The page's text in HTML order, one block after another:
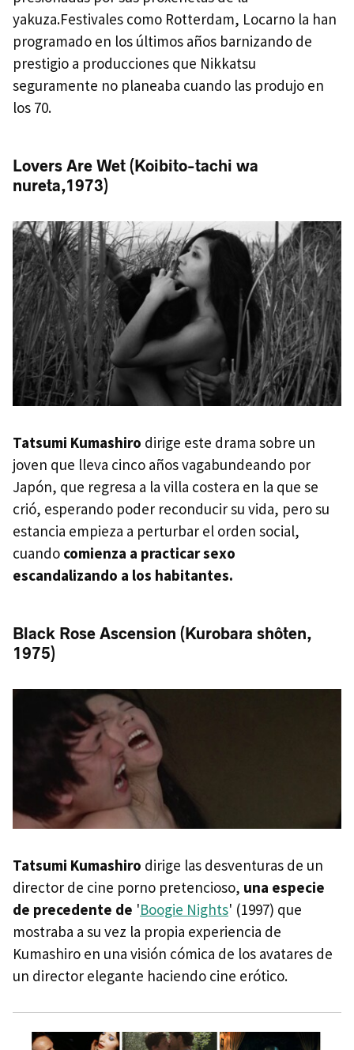
yakuza.Festivales como Rotterdam, Locarno la han
programado en los últimos años barnizando de
prestigio a producciones que Nikkatsu
seguramente no planeaba cuando las produjo en
los 70.
Lovers Are Wet (Koibito-tachi wa
nureta,1973)
Tatsumi Kumashiro dirige este drama sobre un
joven que lleva cinco años vagabundeando por
Japón, que regresa a la villa costera en la que se
crió, esperando poder reconducir su vida, pero su
estancia empieza a perturbar el orden social,
cuando comienza a practicar sexo
escandalizando a los habitantes.
Black Rose Ascension (Kurobara shôten,
1975)
Tatsumi Kumashiro dirige las desventuras de un
director de cine porno pretencioso, una especie
de precedente de 'Boogie Nights' (1997) que
mostraba a su vez la propia experiencia de
Kumashiro en una visión cómica de los avatares de
un director elegante haciendo cine erótico.